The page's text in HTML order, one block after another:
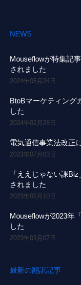
NEWS
Mouseflowが特集記
されました
2024年05月24日
BtoBマーケティング
した
2024年02月28日
電気通信事業法改正
2023年07月03日
「ええじゃない課
されました
2023年05月10日
Mouseflowが2023年
した
2023年03月07日
最新の翻訳記事